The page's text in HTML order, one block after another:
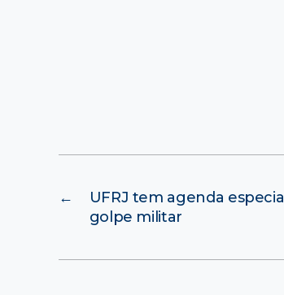
←
UFRJ tem agenda
golpe militar